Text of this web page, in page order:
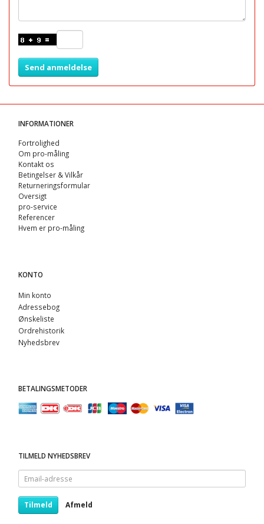
Send anmeldelse
INFORMATIONER
Fortrolighed
Om pro-måling
Kontakt os
Betingelser & Vilkår
Returneringsformular
Oversigt
pro-service
Referencer
Hvem er pro-måling
KONTO
Min konto
Adressebog
Ønskeliste
Ordrehistorik
Nyhedsbrev
BETALINGSMETODER
TILMELD NYHEDSBREV
Email-
adresse
Tilmeld Afmeld